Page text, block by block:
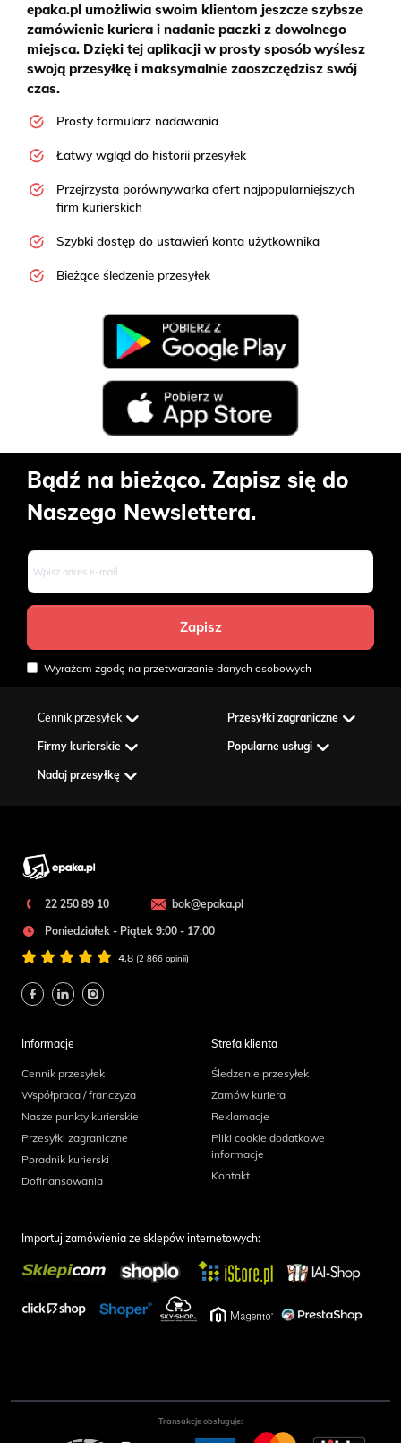
epaka.pl umożliwia swoim klientom jeszcze szybsze
zamówienie kuriera i nadanie paczki z dowolnego
miejsca. Dzięki tej aplikacji w prosty sposób wyślesz
swoją przesyłkę i maksymalnie zaoszczędzisz swój
czas.
Prosty formularz nadawania
Łatwy wgląd do historii przesyłek
Przejrzysta porównywarka ofert najpopularniejszych
firm kurierskich
Szybki dostęp do ustawień konta użytkownika
Bieżące śledzenie przesyłek
Bądź na bieżąco. Zapisz się do
Naszego Newslettera.
Wyrażam zgodę na przetwarzanie danych osobowych
Cennik przesyłek Przesyłki zagraniczne
Firmy kurierskie Popularne usługi
Nadaj przesyłkę
22 250 89 10
bok@epaka.pl
Poniedziałek - Piątek 9:00 - 17:00
4.8 (2 866 opinii)
Informacje
Cennik przesyłek
Współpraca / franczyza
Nasze punkty kurierskie
Przesyłki zagraniczne
Poradnik kurierski
Dofinansowania
Strefa klienta
Śledzenie przesyłek
Zamów kuriera
Reklamacje
Pliki cookie dodatkowe
informacje
Kontakt
Importuj zamówienia ze sklepów internetowych:
Transakcje obsługuje: